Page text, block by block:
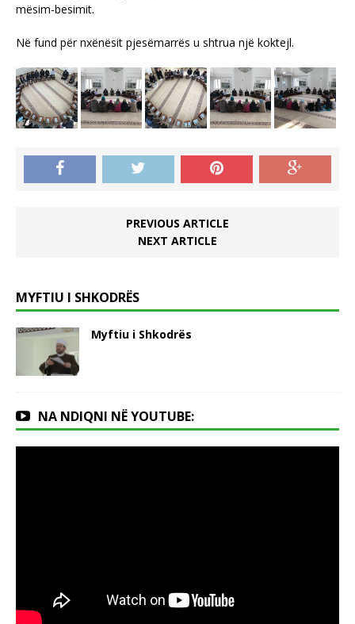
mësim-besimit.
Në fund për nxënësit pjesëmarrës u shtrua një koktejl.
PREVIOUS ARTICLE
NEXT ARTICLE
MYFTIU I SHKODRËS
Myftiu i Shkodrës
NA NDIQNI NË YOUTUBE: